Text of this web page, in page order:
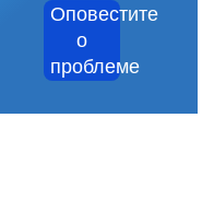
Оповестите
о
проблеме